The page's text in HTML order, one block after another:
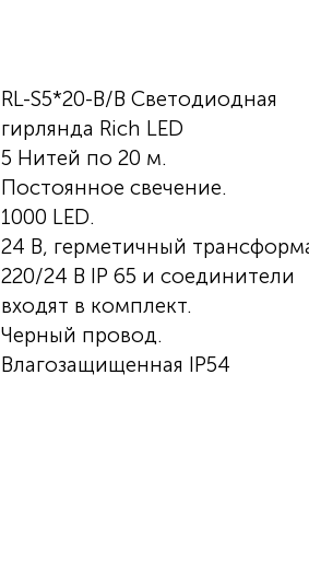
RL-S5*20-B/B Светодиодная
гирлянда Rich LED
5 Нитей по 20 м.
Постоянное свечение.
1000 LED.
24 B, герметичный
220/24 В IP 65 и соединители
входят в комплект.
Черный провод.
Влагозащищенная IP54